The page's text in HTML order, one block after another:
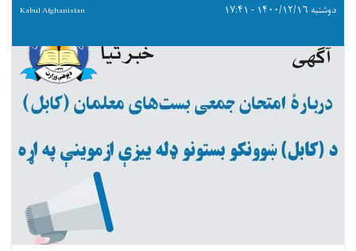
دوشنبه ۱۴۰۰/۱۲/۱۶ - ۱۷:۴۱ Kabul Afghanistan